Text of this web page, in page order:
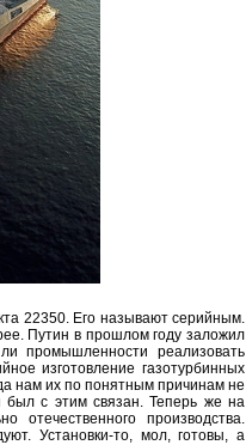
22350. Его называют серийным.
Путин в прошлом году заложил
промышленности реализовать
изготовление газотурбинных
нам их по понятным причинам не
был с этим связан. Теперь же на
отечественного производства.
Установки-то, мол, готовы, а